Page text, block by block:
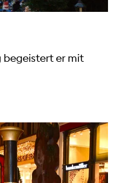
begeistert er mit